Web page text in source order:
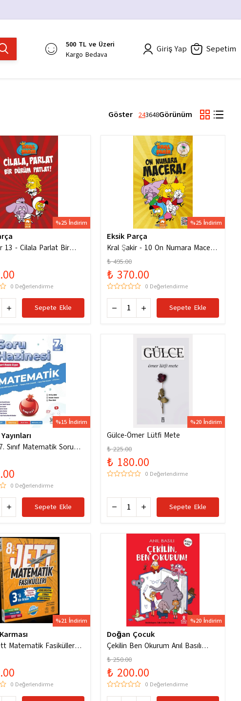
500 TL ve Üzeri
Kargo Bedava
Giriş Yap Sepetim
Göster 243648Görünüm
%25 İndirim
13 - Cilala Parlat Bir
0 Değerlendirme
Sepete Ekle
%25 İndirim
Eksik Parça
Kral Şakir - 10 On Numara Macera
Ciltli
₺ 495.00
₺ 370.00
0 Değerlendirme
Sepete Ekle
%15 İndirim
Sınıf Matematik Soru
0 Değerlendirme
Sepete Ekle
%20 İndirim
Gülce-Ömer Lütfi Mete
₺ 225.00
₺ 180.00
0 Değerlendirme
Sepete Ekle
%21 İndirim
Matematik Fasiküller
/ Kolektif / Ünlüler
9786256529786
0 Değerlendirme
%20 İndirim
Doğan Çocuk
Çekilin Ben Okurum Anıl Basılı
Eğlenceli Hikayeler
₺ 250.00
₺ 200.00
0 Değerlendirme